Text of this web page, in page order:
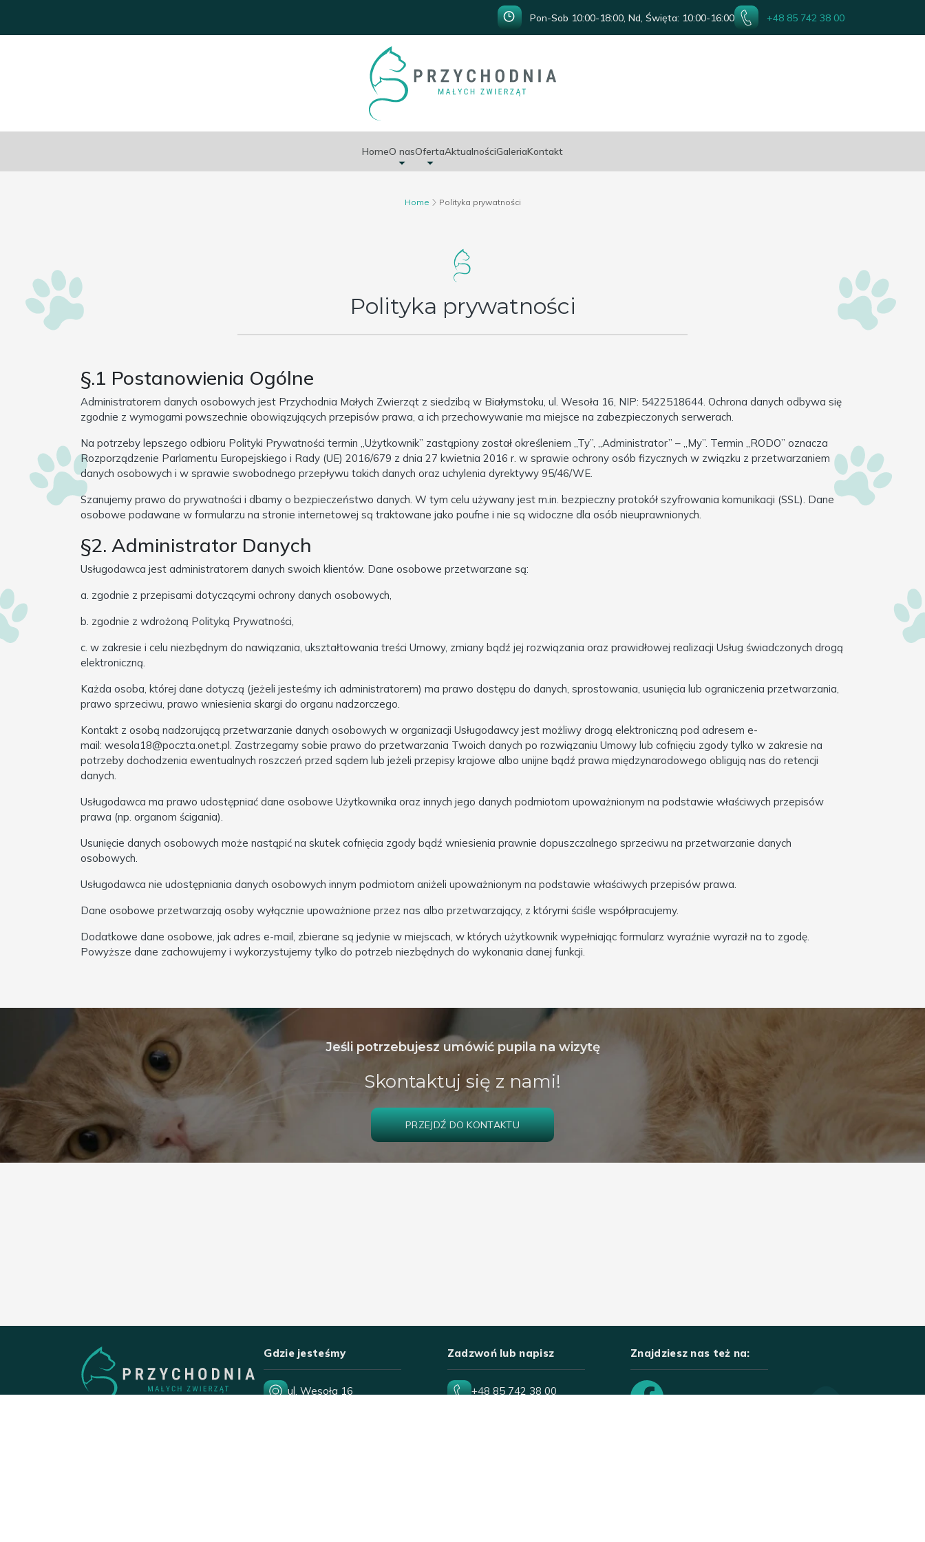
Pon-Sob 10:00-18:00, Nd, Święta: 10:00-16:00 +48 85 742 38 00
HomeO nasOfertaAktualnościGaleriaKontakt
Home Polityka prywatności
Polityka prywatności
§.1 Postanowienia Ogólne
Administratorem danych osobowych jest Przychodnia Małych Zwierząt z siedzibą w Białymstoku, ul. Wesoła 16, NIP: 5422518644. Ochrona danych odbywa się
zgodnie z wymogami powszechnie obowiązujących przepisów prawa, a ich przechowywanie ma miejsce na zabezpieczonych serwerach.
Na potrzeby lepszego odbioru Polityki Prywatności termin „Użytkownik” zastąpiony został określeniem „Ty”, „Administrator” – „My”. Termin „RODO” oznacza
Rozporządzenie Parlamentu Europejskiego i Rady (UE) 2016/679 z dnia 27 kwietnia 2016 r. w sprawie ochrony osób fizycznych w związku z przetwarzaniem
danych osobowych i w sprawie swobodnego przepływu takich danych oraz uchylenia dyrektywy 95/46/WE.
Szanujemy prawo do prywatności i dbamy o bezpieczeństwo danych. W tym celu używany jest m.in. bezpieczny protokół szyfrowania komunikacji (SSL). Dane
osobowe podawane w formularzu na stronie internetowej są traktowane jako poufne i nie są widoczne dla osób nieuprawnionych.
§2. Administrator Danych
Usługodawca jest administratorem danych swoich klientów. Dane osobowe przetwarzane są:
a. zgodnie z przepisami dotyczącymi ochrony danych osobowych,
b. zgodnie z wdrożoną Polityką Prywatności,
c. w zakresie i celu niezbędnym do nawiązania, ukształtowania treści Umowy, zmiany bądź jej rozwiązania oraz prawidłowej realizacji Usług świadczonych drogą
elektroniczną.
Każda osoba, której dane dotyczą (jeżeli jesteśmy ich administratorem) ma prawo dostępu do danych, sprostowania, usunięcia lub ograniczenia przetwarzania,
prawo sprzeciwu, prawo wniesienia skargi do organu nadzorczego.
Kontakt z osobą nadzorującą przetwarzanie danych osobowych w organizacji Usługodawcy jest możliwy drogą elektroniczną pod adresem e-
mail: wesola18@poczta.onet.pl. Zastrzegamy sobie prawo do przetwarzania Twoich danych po rozwiązaniu Umowy lub cofnięciu zgody tylko w zakresie na
potrzeby dochodzenia ewentualnych roszczeń przed sądem lub jeżeli przepisy krajowe albo unijne bądź prawa międzynarodowego obligują nas do retencji
danych.
Usługodawca ma prawo udostępniać dane osobowe Użytkownika oraz innych jego danych podmiotom upoważnionym na podstawie właściwych przepisów
prawa (np. organom ścigania).
Usunięcie danych osobowych może nastąpić na skutek cofnięcia zgody bądź wniesienia prawnie dopuszczalnego sprzeciwu na przetwarzanie danych
osobowych.
Usługodawca nie udostępniania danych osobowych innym podmiotom aniżeli upoważnionym na podstawie właściwych przepisów prawa.
Dane osobowe przetwarzają osoby wyłącznie upoważnione przez nas albo przetwarzający, z którymi ściśle współpracujemy.
Dodatkowe dane osobowe, jak adres e-mail, zbierane są jedynie w miejscach, w których użytkownik wypełniając formularz wyraźnie wyraził na to zgodę.
Powyższe dane zachowujemy i wykorzystujemy tylko do potrzeb niezbędnych do wykonania danej funkcji.
Jeśli potrzebujesz umówić pupila na wizytę
Skontaktuj się z nami!
PRZEJDŹ DO KONTAKTU
Gdzie jesteśmy
ul. Wesoła 16
Zadzwoń lub napisz
+48 85 742 38 00
Znajdziesz nas też na: